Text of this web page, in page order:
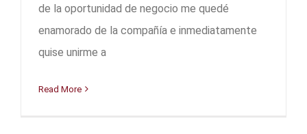
de la oportunidad de negocio me quedé
enamorado de la compañía e inmediatamente
quise unirme a
Read More